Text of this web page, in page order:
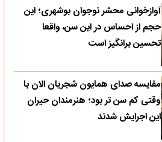
آوازخوانی محشر نوجوان بوشهری؛ این
حجم از احساس در این سن، واقعا
تحسین‌ برانگیز است
مقایسه صدای همایون شجریان الان با
وقتی کم سن تر بود؛ هنرمندان حیران
این اجرایش شدند